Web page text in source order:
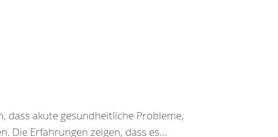
dass akute gesundheitliche Probleme,
Die Erfahrungen zeigen, dass es...